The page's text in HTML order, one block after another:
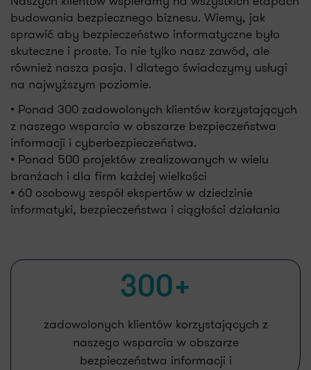
budowania bezpiecznego biznesu. Wiemy, jak
sprawić aby bezpieczeństwo informatyczne było
skuteczne i proste. To nie tylko nasz zawód, ale
również nasza pasja. I dlatego świadczymy usługi
na najwyższym poziomie.
• Ponad 300 zadowolonych klientów korzystających
z naszego wsparcia w obszarze bezpieczeństwa
informacji i cyberbezpieczeństwa.
• Ponad 500 projektów zrealizowanych w wielu
branżach i dla firm każdej wielkości
• 60 osobowy zespół ekspertów w dziedzinie
informatyki, bezpieczeństwa i ciągłości działania
60
osobowy zespół ekspertów w dziedzinie
informatyki, bezpieczeństwa i ciągłości
działania